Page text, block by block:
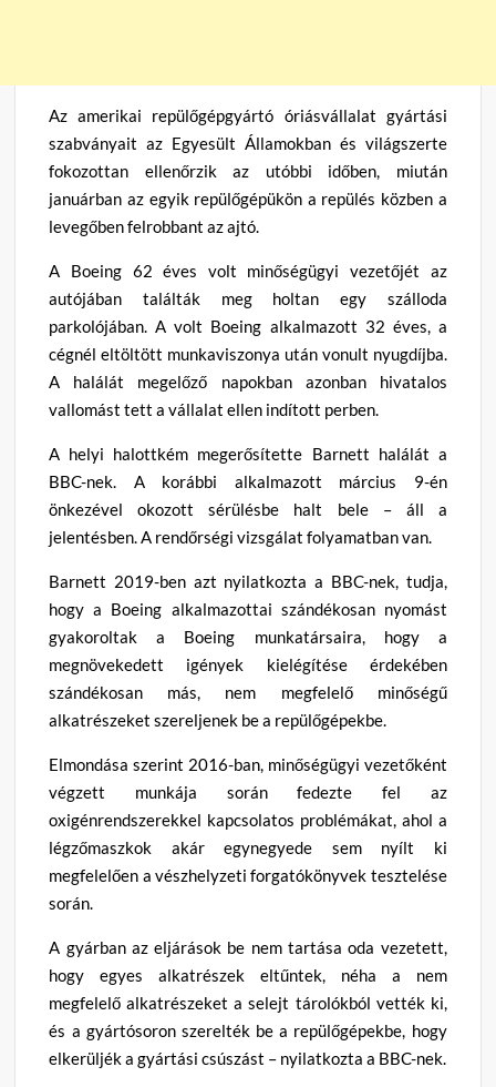
Az amerikai repülőgépgyártó óriásvállalat gyártási
szabványait az Egyesült Államokban és világszerte
fokozottan ellenőrzik az utóbbi időben, miután
januárban az egyik repülőgépükön a repülés közben a
levegőben felrobbant az ajtó.
A Boeing 62 éves volt minőségügyi vezetőjét az
autójában találták meg holtan egy szálloda
parkolójában. A volt Boeing alkalmazott 32 éves, a
cégnél eltöltött munkaviszonya után vonult nyugdíjba.
A halálát megelőző napokban azonban hivatalos
vallomást tett a vállalat ellen indított perben.
A helyi halottkém megerősítette Barnett halálát a
BBC-nek. A korábbi alkalmazott március 9-én
önkezével okozott sérülésbe halt bele – áll a
jelentésben. A rendőrségi vizsgálat folyamatban van.
Barnett 2019-ben azt nyilatkozta a BBC-nek, tudja,
hogy a Boeing alkalmazottai szándékosan nyomást
gyakoroltak a Boeing munkatársaira, hogy a
megnövekedett igények kielégítése érdekében
szándékosan más, nem megfelelő minőségű
alkatrészeket szereljenek be a repülőgépekbe.
Elmondása szerint 2016-ban, minőségügyi vezetőként
végzett munkája során fedezte fel az
oxigénrendszerekkel kapcsolatos problémákat, ahol a
légzőmaszkok akár egynegyede sem nyílt ki
megfelelően a vészhelyzeti forgatókönyvek tesztelése
során.
A gyárban az eljárások be nem tartása oda vezetett,
hogy egyes alkatrészek eltűntek, néha a nem
megfelelő alkatrészeket a selejt tárolókból vették ki,
és a gyártósoron szerelték be a repülőgépekbe, hogy
elkerüljék a gyártási csúszást – nyilatkozta a BBC-nek.